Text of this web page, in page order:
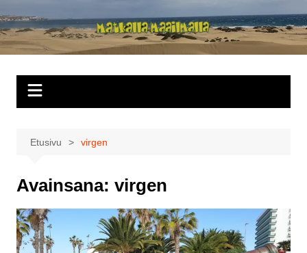
sisältöön
Matkalla
maailmalla
Etusivu virgen
Avainsana: virgen